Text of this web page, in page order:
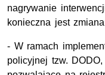
nagrywanie
konieczna jest
- W ramach
policyjnej tzw.